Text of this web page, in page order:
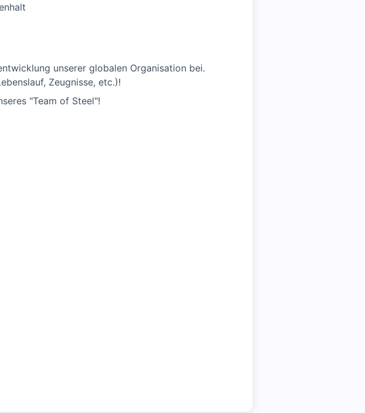
unserer globalen Organisation bei.
Zeugnisse, etc.)!
"Team of Steel"!